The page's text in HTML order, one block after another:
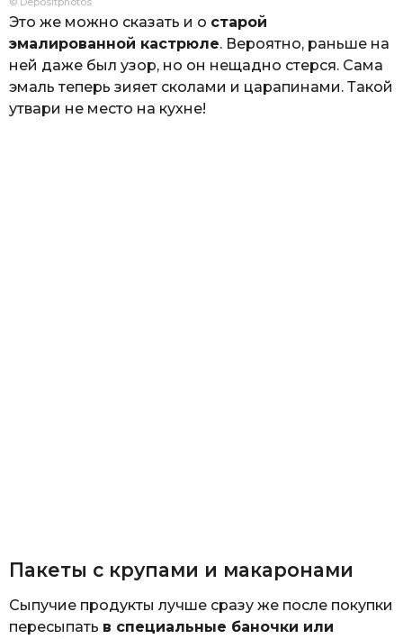
Это же можно сказать и о старой
эмалированной кастрюле. Вероятно, раньше на
ней даже был узор, но он нещадно стерся. Сама
эмаль теперь зияет сколами и царапинами. Такой
утвари не место на кухне!
Пакеты с крупами и макаронами
Сыпучие продукты лучше сразу же после покупки
пересыпать в специальные баночки или